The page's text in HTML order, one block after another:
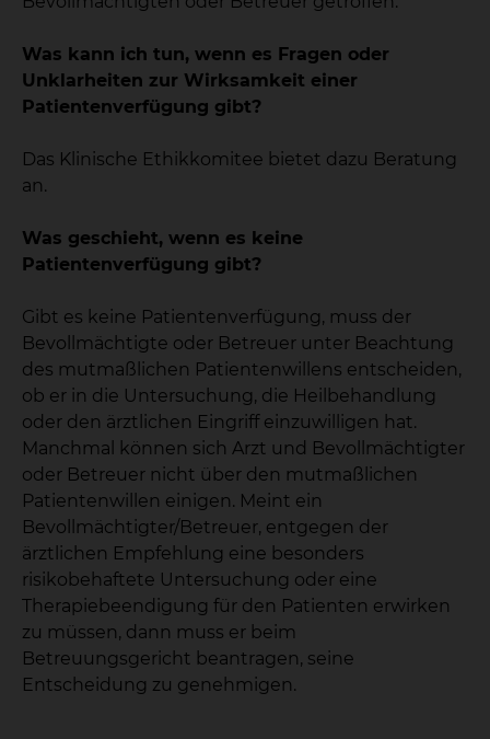
Was kann ich tun, wenn es Fragen oder
Unklarheiten zur Wirksamkeit einer
Patientenverfügung gibt?
Das Klinische Ethikkomitee bietet dazu Beratung
an.
Was geschieht, wenn es keine
Patientenverfügung gibt?
Gibt es keine Patientenverfügung, muss der
Bevollmächtigte oder Betreuer unter Beachtung
des mutmaßlichen Patientenwillens entscheiden,
ob er in die Untersuchung, die Heilbehandlung
oder den ärztlichen Eingriff einzuwilligen hat.
Manchmal können sich Arzt und Bevollmächtigter
oder Betreuer nicht über den mutmaßlichen
Patientenwillen einigen. Meint ein
Bevollmächtigter/Betreuer, entgegen der
ärztlichen Empfehlung eine besonders
risikobehaftete Untersuchung oder eine
Therapiebeendigung für den Patienten erwirken
zu müssen, dann muss er beim
Betreuungsgericht beantragen, seine
Entscheidung zu genehmigen.